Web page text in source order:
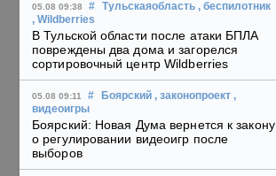
05.08 09:38 # Тульскаяобласть , беспилотник
, Wildberries
В Тульской области после атаки БПЛА
повреждены два дома и загорелся
сортировочный центр Wildberries
05.08 09:11 # Боярский , законопроект ,
видеоигры
Боярский: Новая Дума вернется к закону
о регулировании видеоигр после
выборов